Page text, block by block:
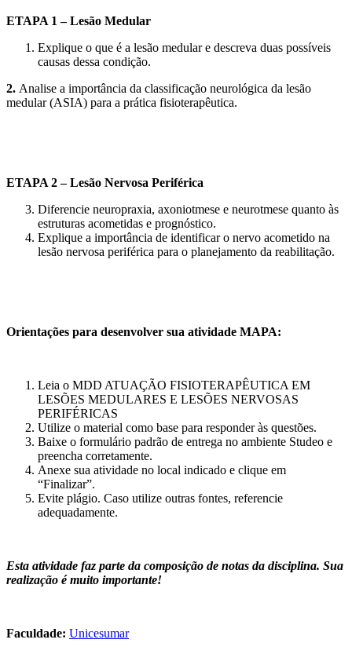
ETAPA 1 – Lesão Medular
Explique o que é a lesão medular e descreva duas possíveis
causas dessa condição.
2. Analise a importância da classificação neurológica da lesão
medular (ASIA) para a prática fisioterapêutica.
ETAPA 2 – Lesão Nervosa Periférica
Diferencie neuropraxia, axoniotmese e neurotmese quanto às
estruturas acometidas e prognóstico.
Explique a importância de identificar o nervo acometido na
lesão nervosa periférica para o planejamento da reabilitação.
Orientações para desenvolver sua atividade MAPA:
Leia o MDD ATUAÇÃO FISIOTERAPÊUTICA EM
LESÕES MEDULARES E LESÕES NERVOSAS
PERIFÉRICAS
Utilize o material como base para responder às questões.
Baixe o formulário padrão de entrega no ambiente Studeo e
preencha corretamente.
Anexe sua atividade no local indicado e clique em
“Finalizar”.
Evite plágio. Caso utilize outras fontes, referencie
adequadamente.
Esta atividade faz parte da composição de notas da disciplina. Sua
realização é muito importante!
Faculdade: Unicesumar